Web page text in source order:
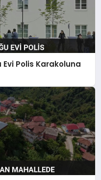
Polis Karakoluna